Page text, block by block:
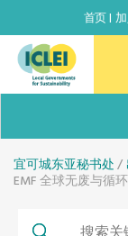
首页
韩国办公室
日本办公室
宜可城东亚秘书处
EMF 全球无废与循